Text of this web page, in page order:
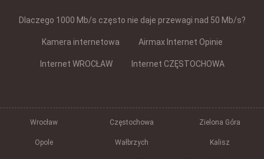
Dlaczego 1000 Mb/s często nie daje przewagi nad 50 Mb/s?
Kamera internetowa Airmax Internet Opinie
Internet WROCŁAW Internet CZĘSTOCHOWA
Wrocław Częstochowa Zielona Góra
Opole Wałbrzych Kalisz